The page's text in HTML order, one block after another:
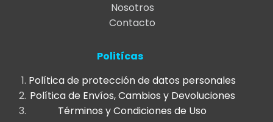
elegir
en
la
variantes.
Las
se
elegir
en
la
Nosotros
Contacto
Politícas
Política de protección de datos personales
Política de Envíos, Cambios y Devoluciones
Términos y Condiciones de Uso